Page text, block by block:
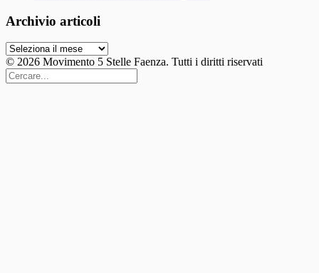
Archivio articoli
Archivio
articoli
© 2026 Movimento 5 Stelle Faenza. Tutti i diritti riservati